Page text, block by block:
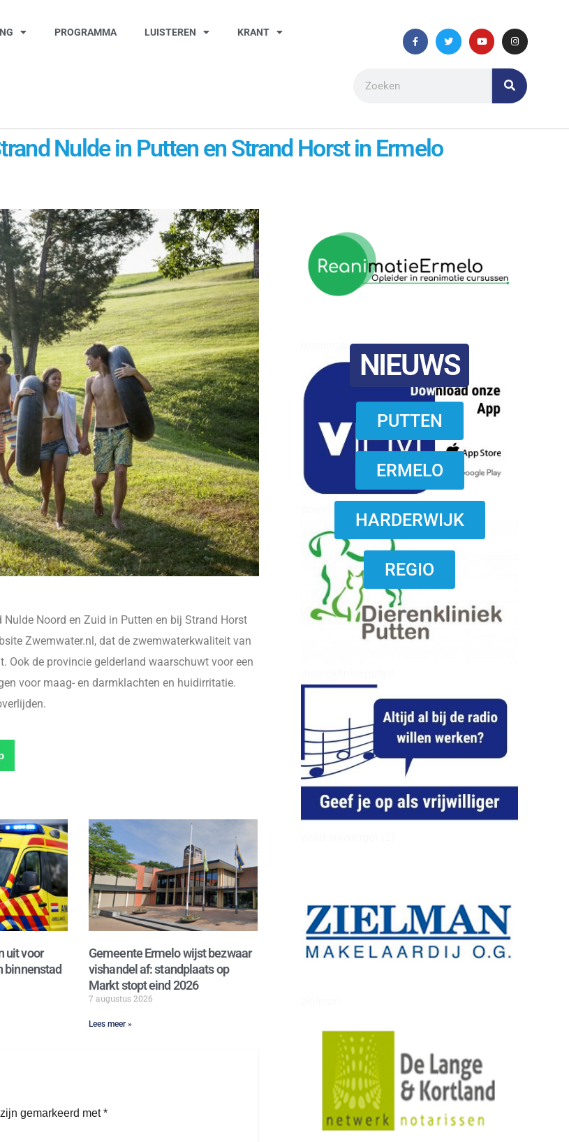
PROGRAMMA LUISTEREN KRANT
Nulde in Putten en Strand Horst in Ermelo
reanimatie ermelo
NIEUWS
PUTTEN
ERMELO
HARDERWIJK
REGIO
Noord en Zuid in Putten en bij Strand Horst
Zwemwater.nl, dat de zwemwaterkwaliteit van
Ook de provincie gelderland waarschuwt voor een
voor maag- en darmklachten en huidirritatie.
uit voor
binnenstad
Gemeente Ermelo wijst bezwaar
vishandel af: standplaats op
Markt stopt eind 2026
7 augustus 2026
Lees meer »
gemarkeerd met*